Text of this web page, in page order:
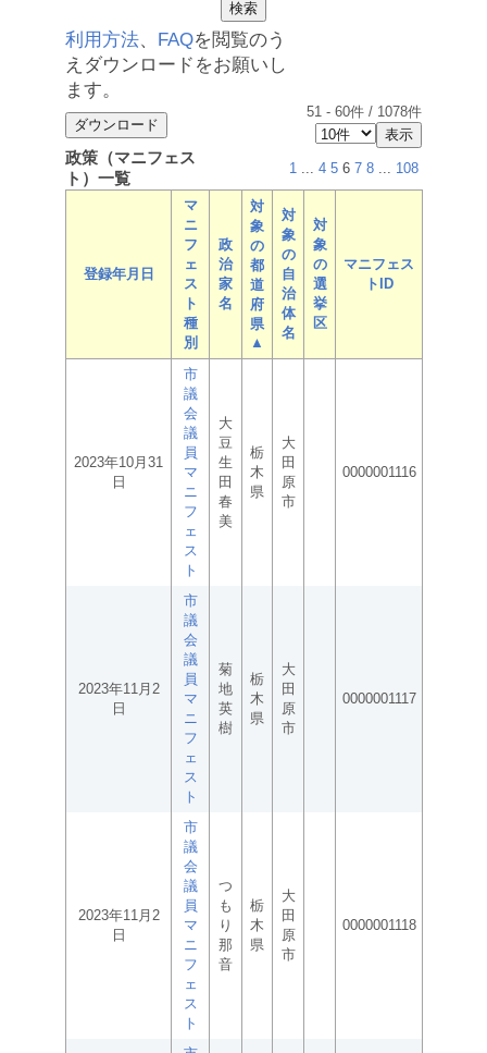
利用方法、 FAQを閲覧のう
えダウンロードをお願いし
ます。
51 - 60件 / 1078件
政策（マニフェス
ト）一覧
1 ... 4 5 6 7 8 ... 108
登録年月日
マ
ニ
フ
ェ
ス
ト
種
別
政
治
家
名
対
象
の
都
道
府
県
▲
対
象
の
自
治
体
名
対
象
の
選
挙
区
マニフェス
トID
2023年10月31
日
市
議
会
議
員
マ
ニ
フ
ェ
ス
ト
大
豆
生
田
春
美
栃
木
県
大
田
原
市
0000001116
2023年11月2
日
市
議
会
議
員
マ
ニ
フ
ェ
ス
ト
菊
地
英
樹
栃
木
県
大
田
原
市
0000001117
2023年11月2
日
市
議
会
議
員
マ
ニ
フ
ェ
ス
ト
つ
も
り
那
音
栃
木
県
大
田
原
市
0000001118